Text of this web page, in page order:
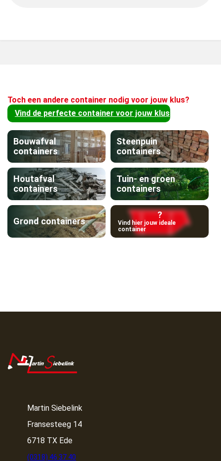
Toch een andere container nodig voor jouw klus?
Vind de perfecte container voor jouw klus
Bouwafval
containers
Steenpuin
containers
Houtafval
containers
Tuin- en groen
containers
Grond containers
?
Vind hier jouw ideale
container
Martin Siebelink
Fransesteeg 14
6718 TX Ede
(0318) 46 37 40